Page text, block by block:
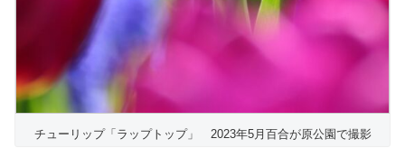
チューリップ「ラップトップ」 2023年5月百合が原公園で撮影